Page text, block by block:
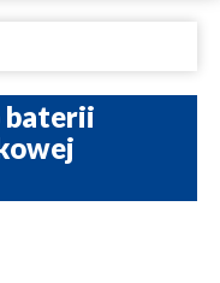
baterii